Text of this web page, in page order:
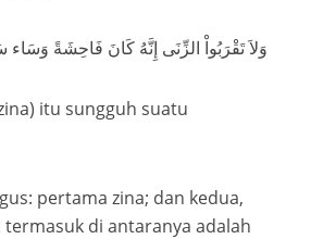
وَلاَ تَقْرَبُواْ الزِّنَى إِنَّهُ كَانَ فَاحِشَةً وَسَاء
itu sungguh suatu
pertama zina; dan kedua,
di antaranya adalah